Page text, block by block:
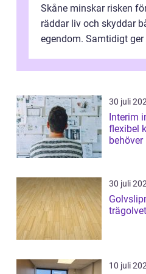
Skåne minskar risken
räddar liv och skyddar
egendom. Samtidigt ger
30 juli
Interim
flexibel
30 juli
10 juli